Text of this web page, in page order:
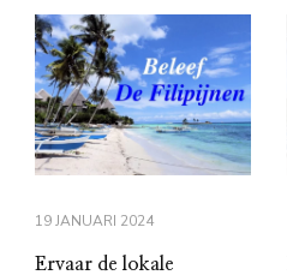
19 JANUARI 2024
Ervaar de lokale